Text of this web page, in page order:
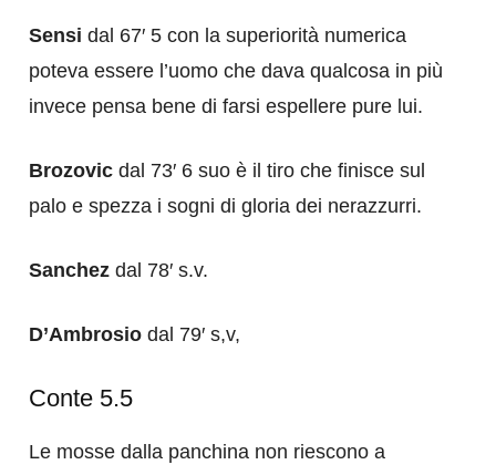
Sensi dal 67′ 5 con la superiorità numerica
poteva essere l’uomo che dava qualcosa in più
invece pensa bene di farsi espellere pure lui.
Brozovic dal 73′ 6 suo è il tiro che finisce sul
palo e spezza i sogni di gloria dei nerazzurri.
Sanchez dal 78′ s.v.
D’Ambrosio dal 79′ s,v,
Conte 5.5
Le mosse dalla panchina non riescono a